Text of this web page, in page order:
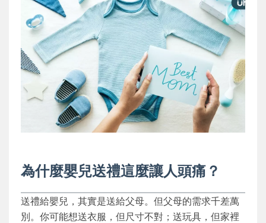
為什麼嬰兒送禮這麼讓人頭痛？
送禮給嬰兒，其實是送給父母。但父母的需求千差萬
別。你可能想送衣服，但尺寸不對；送玩具，但家裡